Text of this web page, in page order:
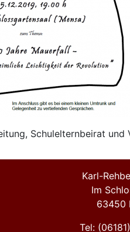
Schulelternbeirat und
Karl-
Im
63450
Tel: